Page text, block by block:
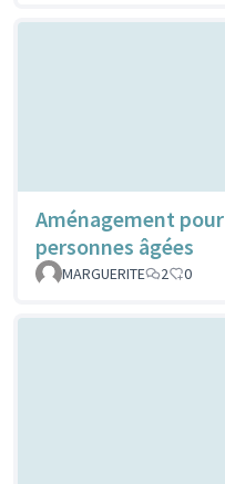
Aménagement pour
personnes âgées
MARGUERITE
2 0